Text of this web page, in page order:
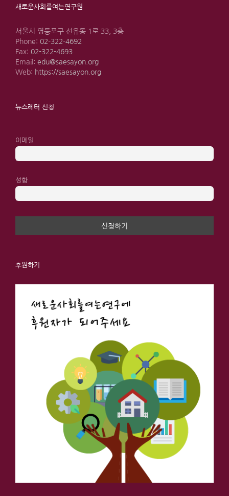
새로운사회를여는연구원
서울시 영등포구 선유동 1로 33, 3층
Phone: 02-322-4692
Fax: 02-322-4693
Email: edu@saesayon.org
Web: https://saesayon.org
뉴스레터 신청
이메일
성함
후원하기